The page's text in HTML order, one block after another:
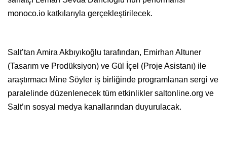
monoco.io katkılarıyla gerçekleştirilecek.
Salt’tan Amira Akbıyıkoğlu tarafından, Emirhan Altuner
(Tasarım ve Prodüksiyon) ve Gül İçel (Proje Asistanı) ile
araştırmacı Mine Söyler iş birliğinde programlanan sergi ve
paralelinde düzenlenecek tüm etkinlikler saltonline.org ve
Salt’ın sosyal medya kanallarından duyurulacak.